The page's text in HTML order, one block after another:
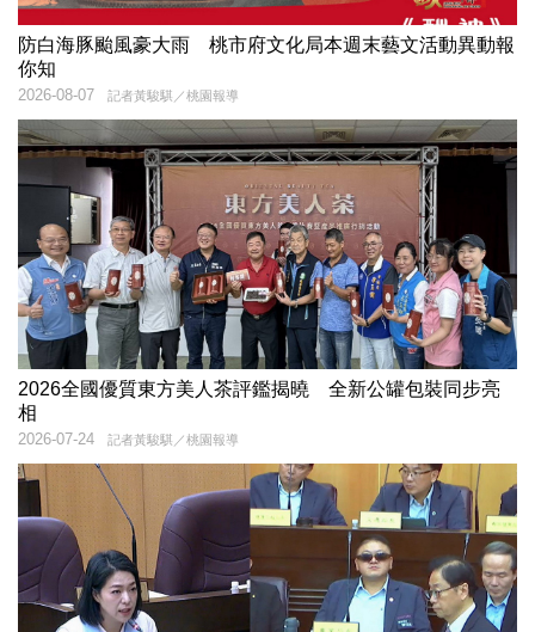
防白海豚颱風豪大雨 桃市府文化局本週末藝文活動異動報
你知
記者黃駿騏／桃園報導
2026-08-07
2026全國優質東方美人茶評鑑揭曉 全新公罐包裝同步亮
相
記者黃駿騏／桃園報導
2026-07-24